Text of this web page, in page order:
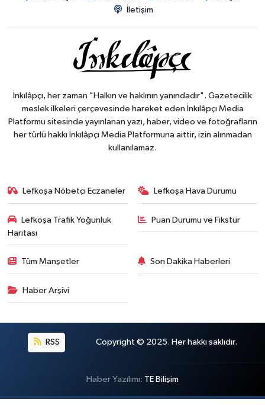
İletişim
İnkılâpçı, her zaman "Halkın ve haklının yanındadır". Gazetecilik
meslek ilkeleri çerçevesinde hareket eden İnkılâpçı Media
Platformu sitesinde yayınlanan yazı, haber, video ve fotoğrafların
her türlü hakkı İnkılâpçı Media Platformuna aittir, izin alınmadan
kullanılamaz.
Lefkoşa Nöbetçi Eczaneler Lefkoşa Hava Durumu
Lefkoşa Trafik Yoğunluk
Haritası
Puan Durumu ve Fikstür
Tüm Manşetler Son Dakika Haberleri
Haber Arşivi
RSS Copyright © 2025. Her hakkı saklıdır.
Haber Yazılımı: TE Bilişim